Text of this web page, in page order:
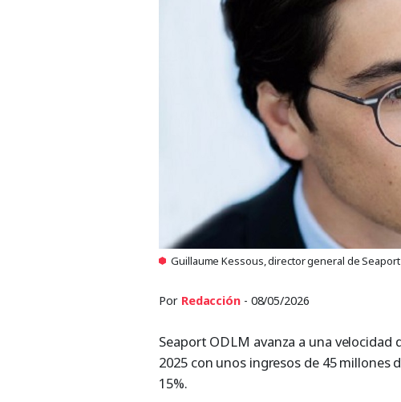
Guillaume Kessous, director general de Seaport
Por Redacción- 08/05/2026
Seaport ODLM avanza a una
2025 con unos ingresos de 45 millones
15%.